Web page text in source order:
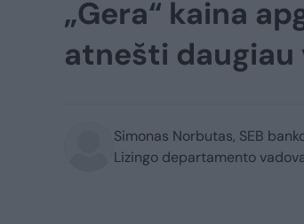
„Gera“ kaina
atnešti daugiau
Simonas Norbutas, SEB
Lizingo departamento